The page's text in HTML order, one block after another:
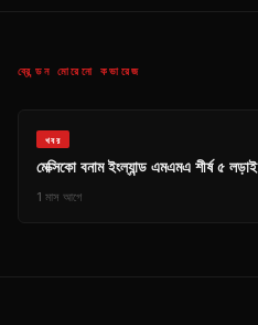
ব্রেন্ডন মোরেনো কভারেজ
খবর
মেক্সিকো বনাম ইংল্যান্ড এমএমএ শীর্ষ ৫ লড়াই
1 মাস আগে